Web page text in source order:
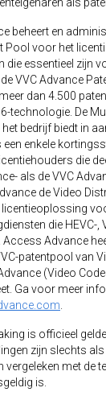
beheert en
Pool voor het
die essentieel zijn
VVC Advance
dan 4.500
technologie. De
bedrijf biedt in
een enkele
die
als de VVC
de Video
licentieoplossing
die HEVC-,
Advance
patentpool van
(Video
Ga voor meer
is officieel
zijn slechts
vergeleken met de
is.